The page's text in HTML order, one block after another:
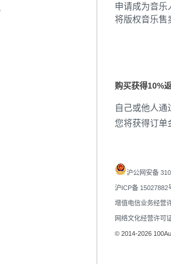
申请成为音乐
将版权音乐售
购买获得10%
自己或他人通
您将获得订单
沪公网安备
沪ICP备 15027882
增值电信业务经营
网络文化经营许可
© 2014-2026